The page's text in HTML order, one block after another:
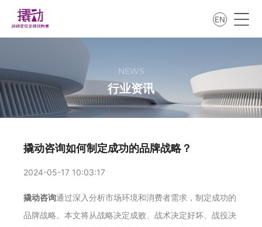
EN
NEWS
行业资讯
撬动咨询如何制定成功的品牌战略？
2024-05-17 10:03:17
撬动咨询通过深入分析市场环境和消费者需求，制定成功的
品牌战略。本文将从战略决定成败、战术决定好坏、战役决